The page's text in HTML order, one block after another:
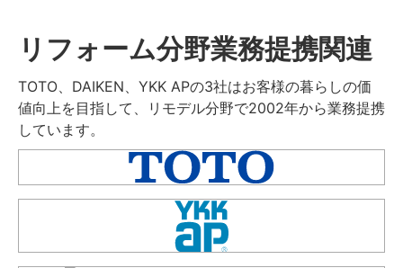
リフォーム分野業務提携関連
TOTO、DAIKEN、YKK APの3社はお客様の暮らしの価
値向上を目指して、リモデル分野で2002年から業務提携
しています。